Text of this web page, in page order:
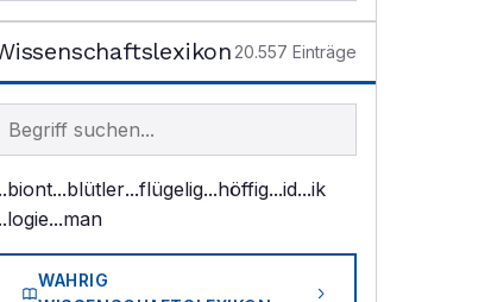
20.557 Einträge
Begriff im Lexikon suchen
...blütler...flügelig...höffig...id...ik
...man
WAHRIG